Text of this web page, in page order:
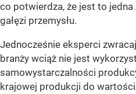
co potwierdza, że jest to
gałęzi przemysłu.
Jednocześnie eksperci
branży wciąż nie jest
samowystarczalności
krajowej produkcji do